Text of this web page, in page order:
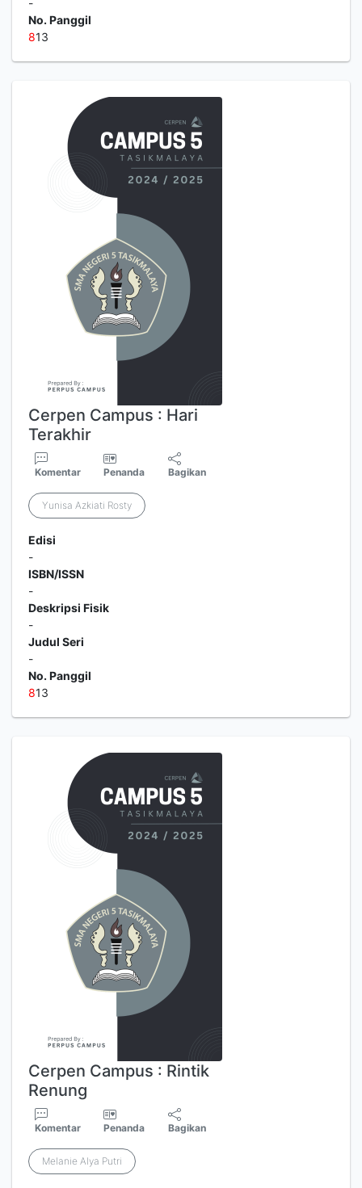
-
No. Panggil
813
Cerpen Campus : Hari
Terakhir
Komentar Penanda Bagikan
Yunisa Azkiati Rosty
Edisi
-
ISBN/ISSN
-
Deskripsi Fisik
-
Judul Seri
-
No. Panggil
813
Cerpen Campus : Rintik
Renung
Komentar Penanda Bagikan
Melanie Alya Putri